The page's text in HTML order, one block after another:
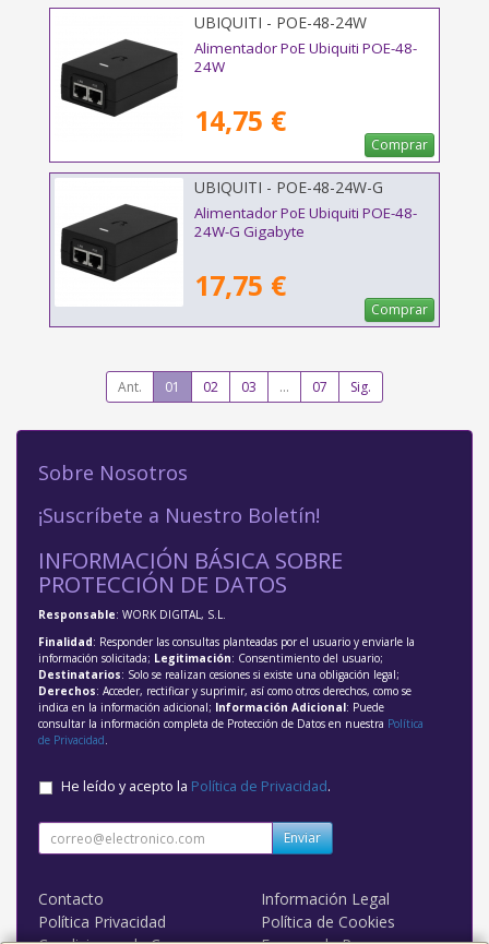
UBIQUITI - POE-48-24W
Alimentador PoE Ubiquiti POE-48-
24W
14,75 €
Comprar
UBIQUITI - POE-48-24W-G
Alimentador PoE Ubiquiti POE-48-
24W-G Gigabyte
17,75 €
Comprar
Ant. 01 02 03 ... 07 Sig.
Sobre Nosotros
¡Suscríbete a Nuestro Boletín!
INFORMACIÓN BÁSICA SOBRE
PROTECCIÓN DE DATOS
Responsable: WORK DIGITAL, S.L.
Finalidad: Responder las consultas planteadas por el usuario y enviarle la
información solicitada; Legitimación: Consentimiento del usuario;
Destinatarios: Solo se realizan cesiones si existe una obligación legal;
Derechos: Acceder, rectificar y suprimir, así como otros derechos, como se
indica en la información adicional; Información Adicional: Puede
consultar la información completa de Protección de Datos en nuestra Política
de Privacidad.
He leído y acepto la Política de Privacidad.
Enviar
Contacto
Información Legal
Política Privacidad
Política de Cookies